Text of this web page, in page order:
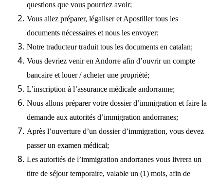
questions que vous pourriez avoir;
Vous allez préparer, légaliser et Apostiller tous les
documents nécessaires et nous les envoyer;
Notre traducteur traduit tous les documents en catalan;
Vous devriez venir en Andorre afin d’ouvrir un compte
bancaire et louer / acheter une propriété;
L’inscription à l’assurance médicale andorranne;
Nous allons préparer votre dossier d’immigration et faire la
demande aux autorités d’immigration andorranes;
Après l’ouverture d’un dossier d’immigration, vous devez
passer un examen médical;
Les autorités de l’immigration andorranes vous livrera un
titre de séjour temporaire, valable un (1) mois, afin de